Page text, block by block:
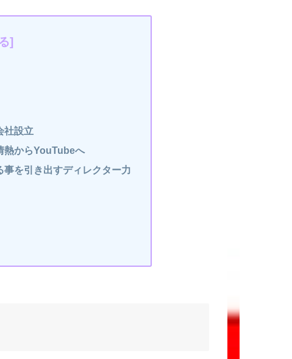
社設立
熱からYouTubeへ
を引き出すディレクター力